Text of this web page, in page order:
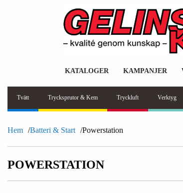
KATALOGER KAMPANJER
Tvätt Trycksprutor & Kem Tryckluft Verktyg
Hem Batteri & Start Powerstation
POWERSTATION